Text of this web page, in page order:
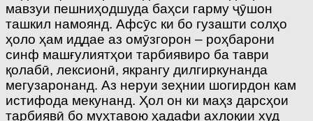
мавзуи пешниҳодшуда баҳси гарму ҷӯшон
ташкил намоянд. Афсӯс ки бо гузашти солҳо
ҳоло ҳам иддае аз омӯзгорон – роҳбарони
синф машғулиятҳои тарбиявиро ба таври
қолабӣ, лексионӣ, якрангу дилгиркунанда
мегузаронанд. Аз неруи зеҳнии шогирдон кам
истифода мекунанд. Ҳол он ки маҳз дарсҳои
тарбиявӣ бо муҳтавою ҳадафи ахлоқии худ